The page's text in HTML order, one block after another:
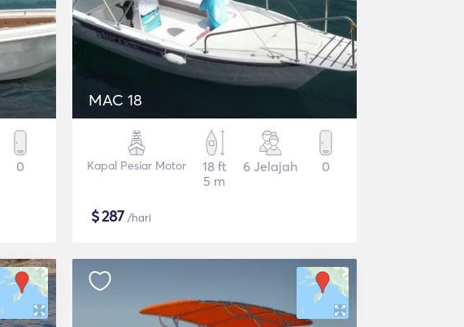
0
MAC 18
Kapal Pesiar Motor
18 ft
5 m
6 Jelajah 0
$287 /hari